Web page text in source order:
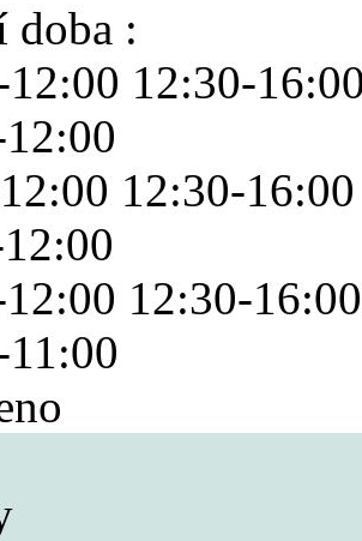
doba :
12:30-
12:30-16:00
12:30-16:00